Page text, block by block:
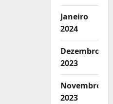
Janeiro
2024
Dezembro
2023
Novembro
2023